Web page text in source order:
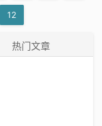
程、测试等多个环...
12
热门文章